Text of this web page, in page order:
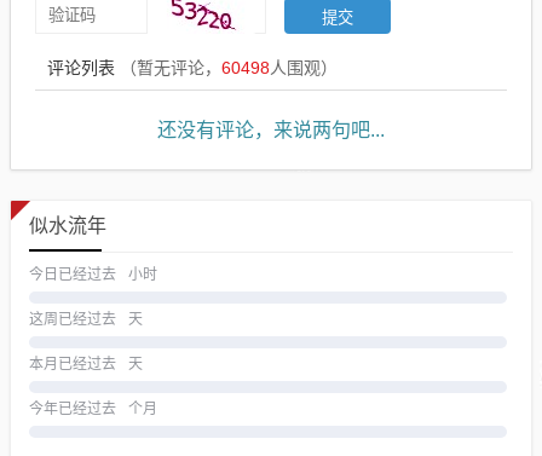
评论列表 （暂无评论， 60498人围观）
还没有评论，来说两句吧...
似水流年
今日已经过去 小时
这周已经过去 天
本月已经过去 天
今年已经过去 个月